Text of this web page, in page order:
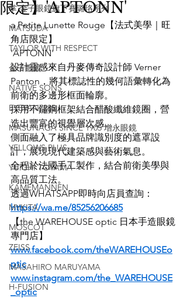
掌 金子眼鏡旗下賽璐珞系列
MATSUDA
TAYLOR WITH RESPECT
金子眼鏡
NATIVE SONS
EYEVAN7285
MASUNAGA SINCE 1905 增永眼鏡
YELLOWS PLUS
YUICHI TOYAMA
KAMEMANNEN
MYKITA
MOSCOT
ZEISS
MASAHIRO MARUYAMA
H-FUSION
限定】'APTONN'
a Petite Lunette Rouge【法式美學｜旺
角店限定】
'APTONN'
設計靈感來自丹麥傳奇設計師 Verner
Panton，將其標誌性的幾何語彙轉化為
前衛的多邊形框面輪廓。
採用不鏽鋼框架結合醋酸纖維鏡圈，營
造出豐富的視覺層次感。
側面融入了極具品牌識別度的遮罩設
計，展現現代建築感與藝術氣息。
全程於法國手工製作，結合前衛美學與
高品質工法。
透過WHATSAPP即時向店員查詢：
https://wa.me/85256206685
【the WAREHOUSE optic 日本手造眼鏡
專門店】
www.facebook.com/theWAREHOUSEo
ptic
www.instagram.com/the_WAREHOUSE
_optic